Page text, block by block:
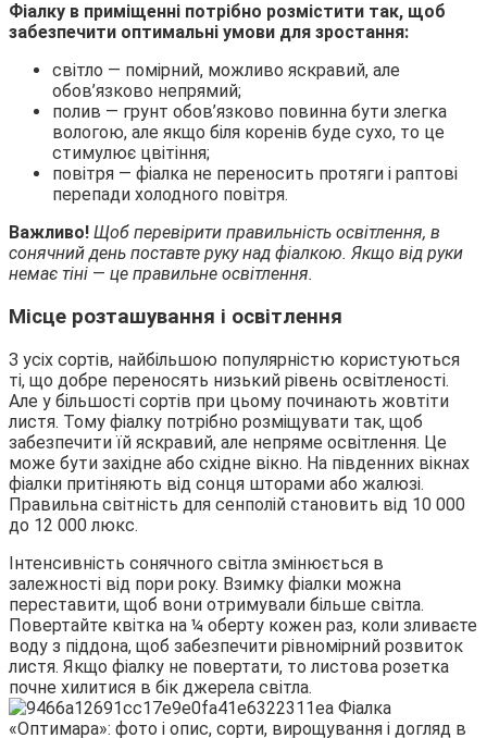
Фіалку в приміщенні потрібно розмістити так, щоб
забезпечити оптимальні умови для зростання:
світло — помірний, можливо яскравий, але
обов’язково непрямий;
полив — грунт обов’язково повинна бути злегка
вологою, але якщо біля коренів буде сухо, то це
стимулює цвітіння;
повітря — фіалка не переносить протяги і раптові
перепади холодного повітря.
Важливо! Щоб перевірити правильність освітлення, в
сонячний день поставте руку над фіалкою. Якщо від руки
немає тіні — це правильне освітлення.
Місце розташування і освітлення
З усіх сортів, найбільшою популярністю користуються
ті, що добре переносять низький рівень освітленості.
Але у більшості сортів при цьому починають жовтіти
листя. Тому фіалку потрібно розміщувати так, щоб
забезпечити їй яскравий, але непряме освітлення. Це
може бути західне або східне вікно. На південних вікнах
фіалки притіняють від сонця шторами або жалюзі.
Правильна світність для сенполій становить від 10 000
до 12 000 люкс.
Інтенсивність сонячного світла змінюється в
залежності від пори року. Взимку фіалки можна
переставити, щоб вони отримували більше світла.
Повертайте квітка на ¼ оберту кожен раз, коли зливаєте
воду з піддона, щоб забезпечити рівномірний розвиток
листя. Якщо фіалку не повертати, то листова розетка
почне хилитися в бік джерела світла.